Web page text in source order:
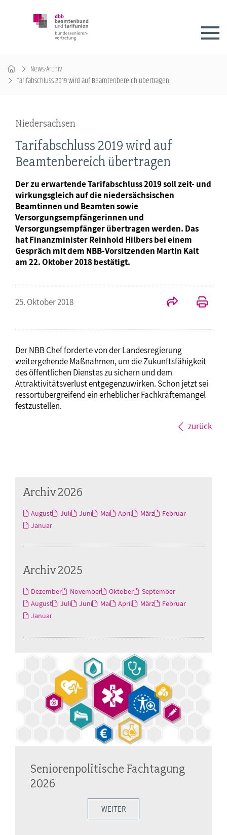
News-Archiv
Tarifabschluss 2019 wird auf Beamtenbereich übertragen
Niedersachsen
Tarifabschluss 2019 wird auf
Beamtenbereich übertragen
Der zu erwartende Tarifabschluss 2019 soll zeit- und
wirkungsgleich auf die niedersächsischen
Beamtinnen und Beamten sowie
Versorgungsempfängerinnen und
Versorgungsempfänger übertragen werden. Das
hat Finanzminister Reinhold Hilbers bei einem
Gespräch mit dem NBB-Vorsitzenden Martin Kalt
am 22. Oktober 2018 bestätigt.
25. Oktober 2018
Der NBB Chef forderte von der Landesregierung
weitergehende Maßnahmen, um die Zukunftsfähigkeit
des öffentlichen Dienstes zu sichern und dem
Attraktivitätsverlust entgegenzuwirken. Schon jetzt sei
ressortübergreifend ein erheblicher Fachkräftemangel
festzustellen.
zurück
Archiv 2026
August Juli Juni Mai April März
Februar
Januar
Archiv 2025
Dezember November Oktober
September
August
Juli Juni Mai April März
Februar
Januar
Seniorenpolitische Fachtagung
2026
WEITER